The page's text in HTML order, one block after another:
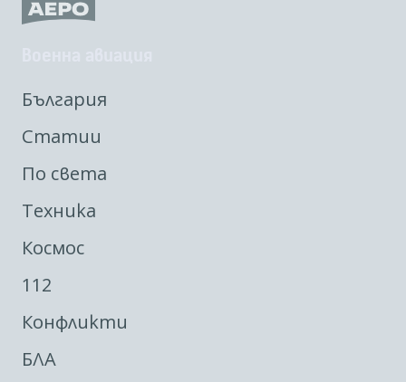
България
Статии
По света
Техника
Космос
112
Конфликти
БЛА